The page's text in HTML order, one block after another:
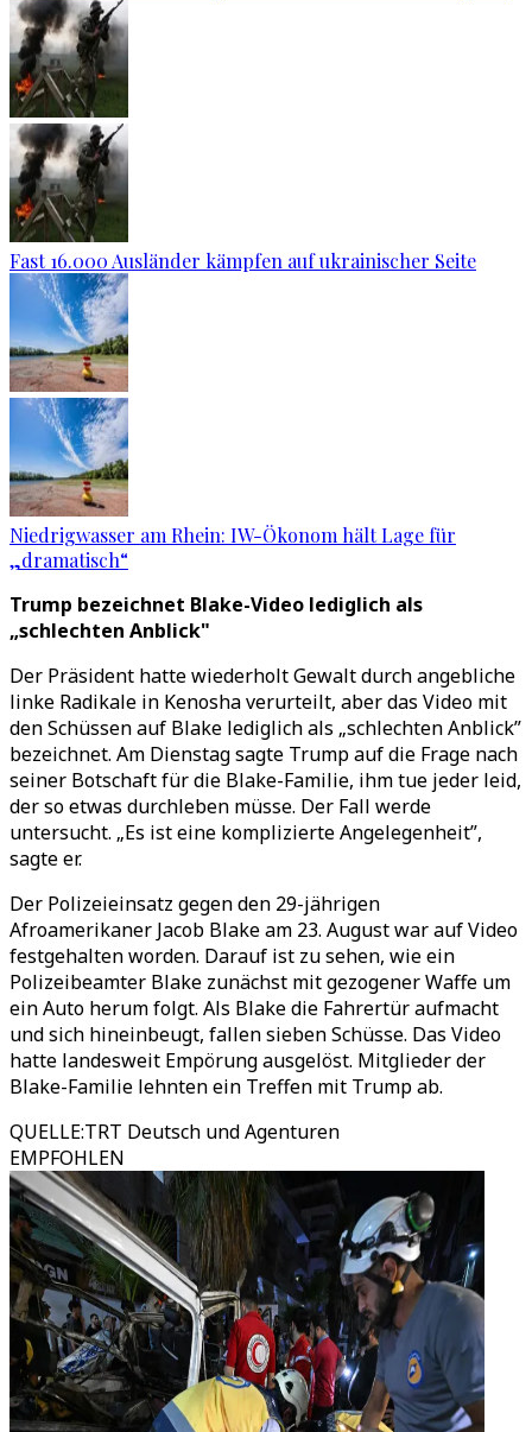
Fast 16.000 Ausländer kämpfen auf ukrainischer Seite
Niedrigwasser am Rhein: IW-Ökonom hält Lage für
„dramatisch“
Trump bezeichnet Blake-Video lediglich als
„schlechten Anblick"
Der Präsident hatte wiederholt Gewalt durch angebliche
linke Radikale in Kenosha verurteilt, aber das Video mit
den Schüssen auf Blake lediglich als „schlechten Anblick”
bezeichnet. Am Dienstag sagte Trump auf die Frage nach
seiner Botschaft für die Blake-Familie, ihm tue jeder leid,
der so etwas durchleben müsse. Der Fall werde
untersucht. „Es ist eine komplizierte Angelegenheit”,
sagte er.
Der Polizeieinsatz gegen den 29-jährigen
Afroamerikaner Jacob Blake am 23. August war auf Video
festgehalten worden. Darauf ist zu sehen, wie ein
Polizeibeamter Blake zunächst mit gezogener Waffe um
ein Auto herum folgt. Als Blake die Fahrertür aufmacht
und sich hineinbeugt, fallen sieben Schüsse. Das Video
hatte landesweit Empörung ausgelöst. Mitglieder der
Blake-Familie lehnten ein Treffen mit Trump ab.
QUELLE:TRT Deutsch und Agenturen
EMPFOHLEN